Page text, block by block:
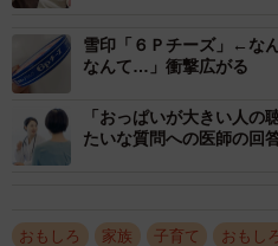
で動画は締められました。
雪印「６Ｐチーズ」←な
なんて…」衝撃広がる
「おっぱいが大きい人の
たいな質問への医師の回
おもしろ 家族 子育て おもし